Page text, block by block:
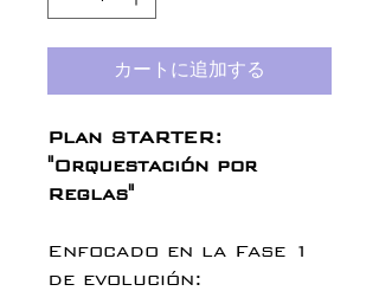
カートに追加する
Plan STARTER:
"Orquestación por
Reglas"
Enfocado en la Fase 1
de evolución: